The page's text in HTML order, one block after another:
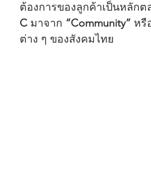
ต้องการของลูกค้าเป็นหลักต
C มาจาก “Community” หรื
ต่าง ๆ ของสังคมไทย